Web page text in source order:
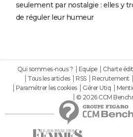
seulement par nostalgie : elles y
de réguler leur humeur
Qui sommes-nous ? Equipe Charte
Tous les articles
RSS Recrutement
Paramétrer les cookies
Gérer Utiq
© 2026 CCM